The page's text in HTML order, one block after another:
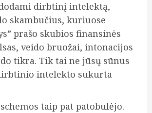
dirbtinį intelektą,
skambučius, kuriuose
prašo skubios finansinės
veido bruožai, intonacijos
tikra. Tik tai ne jūsų sūnus
intelekto sukurta
taip pat patobulėjo.